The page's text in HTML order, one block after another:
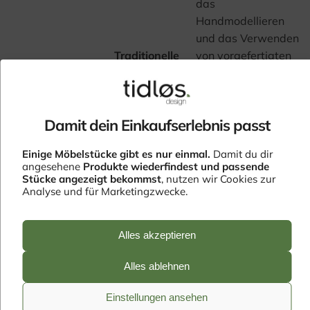
Damit dein Einkaufserlebnis passt
Einige Möbelstücke gibt es nur einmal. Damit du dir
angesehene Produkte wiederfindest und passende
Stücke angezeigt bekommst, nutzen wir Cookies zur
Analyse und für Marketingzwecke.
Alles akzeptieren
Alles ablehnen
Einstellungen ansehen
Traditionelle
das
Handmodellieren
und das Verwenden
von vorgefertigten
Muster zu
Moderne
Materialien
: Neben traditionellem
Gips können Materialien
wie Acrylharze und
verwendet werden, um
Eigenschaften von Stuck
verbessern, wie z.B. seine
und Haltbarkeit.